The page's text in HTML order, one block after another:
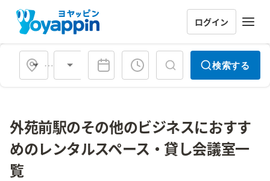
ログイン
会場タイプ 検索する
外苑前駅のその他のビジネスにおすす
めのレンタルスペース・貸し会議室一
覧